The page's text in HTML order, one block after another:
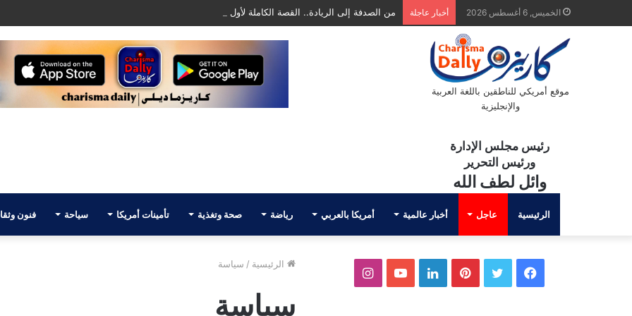
الخميس, 6 أغسطس 2026 أخبار عاجلة من الصدفة إلى الريادة.. القصة الكاملة لأول تليفزيون عربي في أمريكا AATV
موقع أمريكي للناطقين باللغة العربية
والإنجليزية
رئيس مجلس الإدارة
ورئيس التحرير
وائل لطف الله
الرئيسية عاجل أخبار عالمية أمريكا بالعربي رياضة صحة وتغذية تأمينات أمريكا سياحة فنون
الرئيسية / سياسة
سياسة